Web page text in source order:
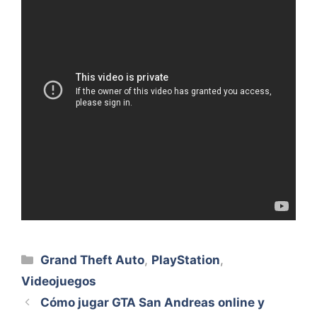
Categorías
Grand Theft Auto, PlayStation,
Videojuegos
Cómo jugar GTA San Andreas online y